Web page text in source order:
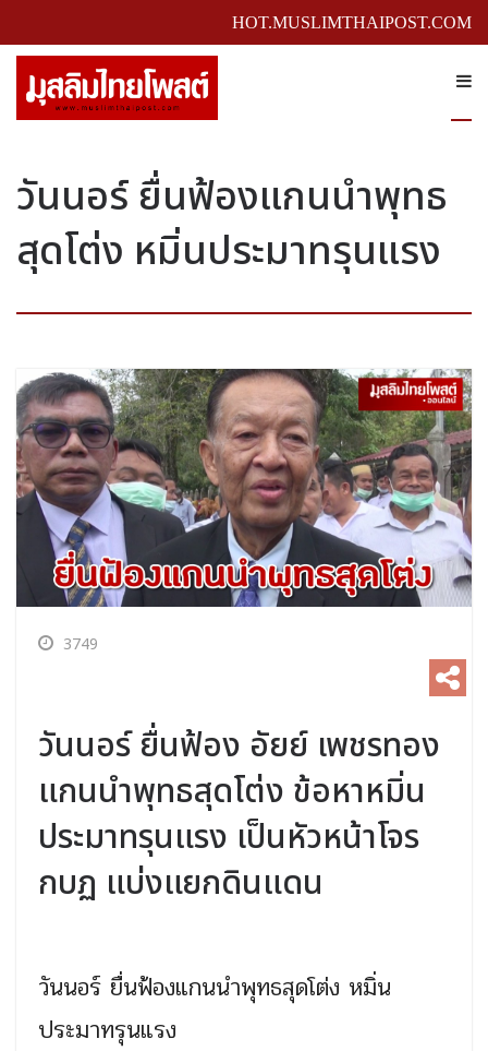
HOT.MUSLIMTHAIPOST.COM
วันนอร์ ยื่นฟ้องแกนนำพุทธ
สุดโต่ง หมิ่นประมาทรุนแรง
3749
วันนอร์ ยื่นฟ้อง อัยย์ เพชรทอง
แกนนำพุทธสุดโต่ง ข้อหาหมิ่น
ประมาทรุนแรง เป็นหัวหน้าโจร
กบฏ แบ่งแยกดินแดน
วันนอร์ ยื่นฟ้องแกนนำพุทธสุดโต่ง หมิ่น
ประมาทรุนแรง